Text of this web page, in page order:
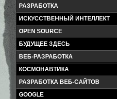
РАЗРАБОТКА
ИСКУССТВЕННЫЙ ИНТЕЛЛЕКТ
OPEN SOURCE
БУДУЩЕЕ ЗДЕСЬ
ВЕБ-РАЗРАБОТКА
КОСМОНАВТИКА
РАЗРАБОТКА ВЕБ-САЙТОВ
GOOGLE